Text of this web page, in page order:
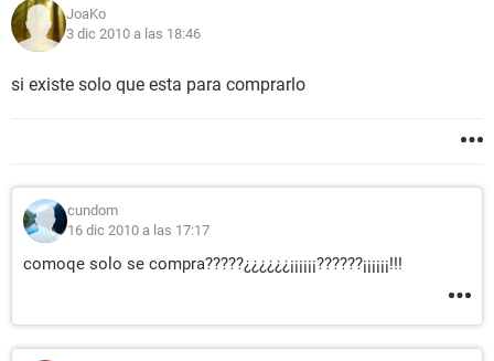
JoaKo
3 dic 2010 a las 18:46
si existe solo que esta para comprarlo
cundom
16 dic 2010 a las 17:17
comoqe solo se compra?????¿¿¿¿¿¿¡¡¡¡¡¡??????¡¡¡¡¡¡!!!